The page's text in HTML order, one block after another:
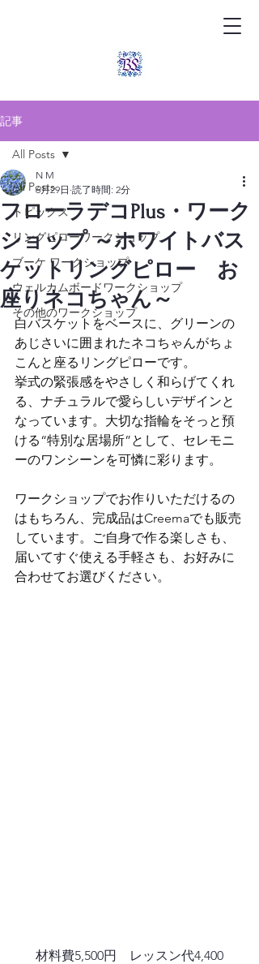
記事
All Posts
トピックス
リングピローワークショップ
ブーケ ワークショップ
ウェルカムボードワークショップ
その他のワークショップ
All Posts
フローラデコPlus・ワーク
ショップ ～ホワイトバス
ケットリングピロー お
座りネコちゃん～
N M
6月29日 読了時間: 2分
白バスケットをベースに、グリーンの
あじさいに囲まれたネコちゃんがちょ
こんと座るリングピローです。
挙式の緊張感をやさしく和らげてくれ
る、ナチュラルで愛らしいデザインと
なっています。大切な指輪をそっと預
ける“特別な居場所”として、セレモニ
ーのワンシーンを可憐に彩ります。
ワークショップでお作りいただけるの
はもちろん、完成品はCreemaでも販売
しています。ご自身で作る楽しさも、
届いてすぐ使える手軽さも、お好みに
合わせてお選びください。
材料費5,500円　レッスン代4,400